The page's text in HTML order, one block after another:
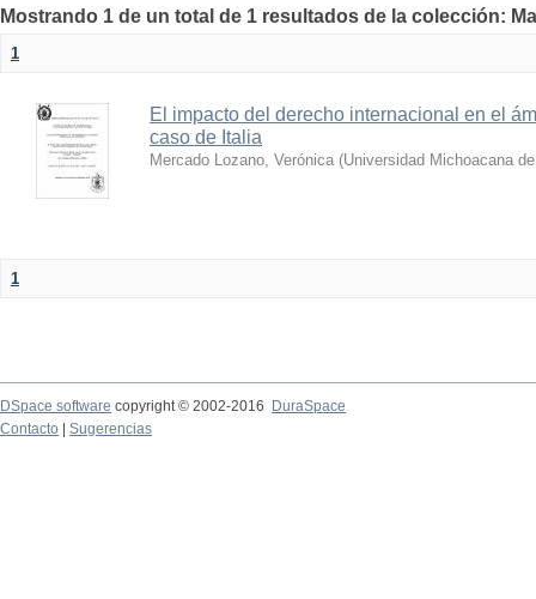
Mostrando 1 de un total de 1 resultados de la colección:
1
El impacto del derecho internacional en el
caso de Italia
Mercado Lozano, Verónica (Universidad Michoacana
1
DSpace software copyright © 2002-2016
DuraSpace
Contacto
Sugerencias